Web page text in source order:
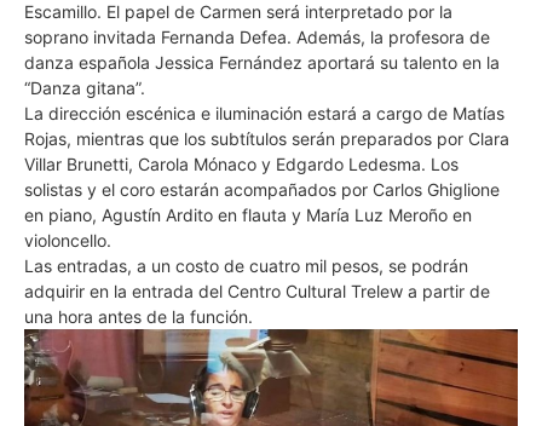
Escamillo. El papel de Carmen será interpretado por la
soprano invitada Fernanda Defea. Además, la profesora de
danza española Jessica Fernández aportará su talento en la
“Danza gitana”.
La dirección escénica e iluminación estará a cargo de Matías
Rojas, mientras que los subtítulos serán preparados por Clara
Villar Brunetti, Carola Mónaco y Edgardo Ledesma. Los
solistas y el coro estarán acompañados por Carlos Ghiglione
en piano, Agustín Ardito en flauta y María Luz Meroño en
violoncello.
Las entradas, a un costo de cuatro mil pesos, se podrán
adquirir en la entrada del Centro Cultural Trelew a partir de
una hora antes de la función.